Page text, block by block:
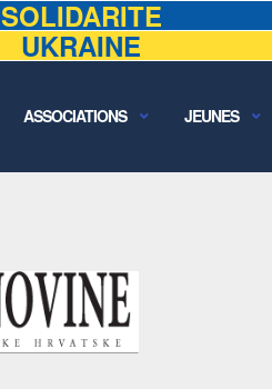
SOLIDARITE
UKRAINE
ASSOCIATIONS JEUNES